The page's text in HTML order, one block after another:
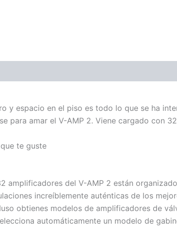
y espacio en el piso es todo lo que se ha
para amar el V-AMP 2. Viene cargado con
te guste
amplificadores del V-AMP 2 están
increíblemente auténticas de los
obtienes modelos de amplificadores de
automáticamente un modelo de